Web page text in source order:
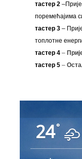
тастер 2
поремећајима
тастер 3–
топлотне
тастер 4 –
тастер 5 –
24°